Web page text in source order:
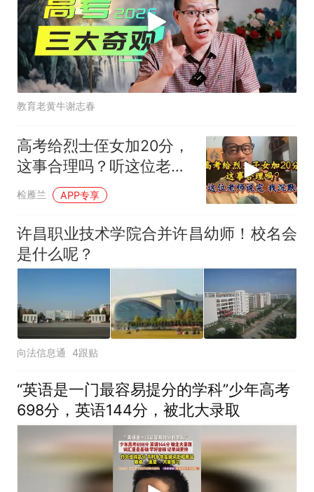
教育老黄牛谢志春
高考给烈士侄女加20分，
这事合理吗？听这位老师
说完，我沉默了
检雁兰 APP专享
许昌职业技术学院合并许昌幼师！校名会
是什么呢？
向法信息通 4跟贴
“英语是一门最容易提分的学科”少年高考
698分，英语144分，被北大录取